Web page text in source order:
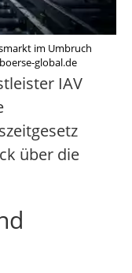
im Umbruch
global.de
IAV
über die